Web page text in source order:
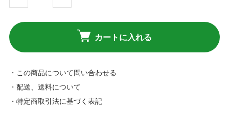
カートに入れる
・この商品について問い合わせる
・配送、送料について
・特定商取引法に基づく表記